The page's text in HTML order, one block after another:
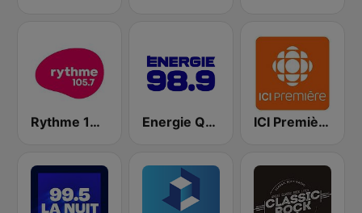
Rythme 105.7 FM Energie Québec 98.9 FM ICI Première Montréal